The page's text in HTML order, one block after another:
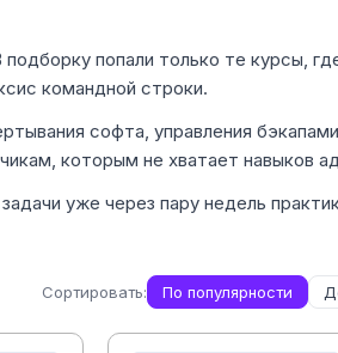
попали только те курсы,
командной строки.
софта, управления
которым не хватает навыков
уже через пару недель
Сортировать: По популярности